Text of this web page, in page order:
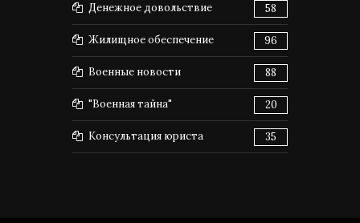
Денежное довольствие 58
Жилищное обеспечение 96
Военные новости 88
"Военная тайна" 20
Консультация юриста 35